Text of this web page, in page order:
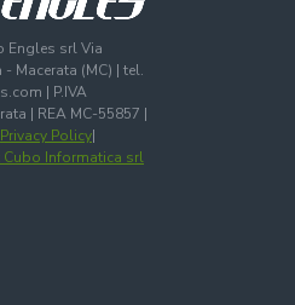
Engles srl Via
Macerata (MC) | tel.
| P.IVA
| REA MC-55857 |
Privacy Policy|
Cubo Informatica srl